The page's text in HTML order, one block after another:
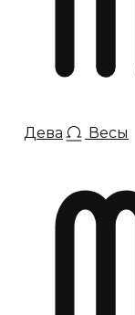
Дева Весы